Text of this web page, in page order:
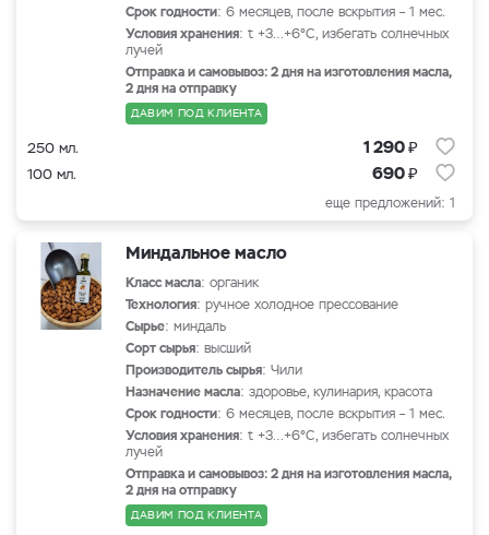
Срок годности: 6 месяцев, после вскрытия – 1 мес.
Условия хранения: t +3…+6°С, избегать солнечных
лучей
Отправка и самовывоз: 2 дня на изготовления масла,
2 дня на отправку
ДАВИМ ПОД КЛИЕНТА
250 мл. 1 290₽
100 мл. 690₽
еще предложений: 1
Миндальное масло
Класс масла: органик
Технология: ручное холодное прессование
Сырье: миндаль
Сорт сырья: высший
Производитель сырья: Чили
Назначение масла: здоровье, кулинария, красота
Срок годности: 6 месяцев, после вскрытия – 1 мес.
Условия хранения: t +3…+6°С, избегать солнечных
лучей
Отправка и самовывоз: 2 дня на изготовления масла,
2 дня на отправку
ДАВИМ ПОД КЛИЕНТА